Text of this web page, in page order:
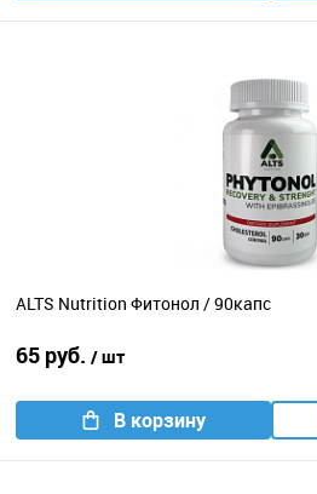
ALTS Nutrition Фитонол / 90капс
65 руб. / шт
В корзину